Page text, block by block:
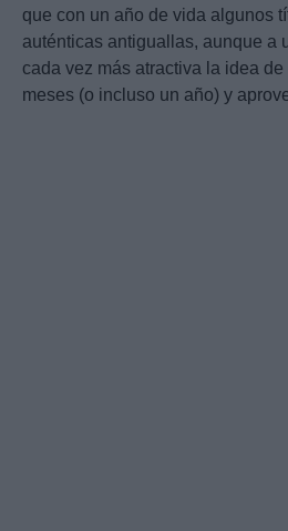
que con un año de vida algunos
auténticas antiguallas, aunque a
cada vez más atractiva la idea
meses (o incluso un año) y